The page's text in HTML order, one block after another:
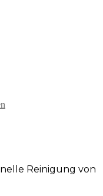
Reinigung von